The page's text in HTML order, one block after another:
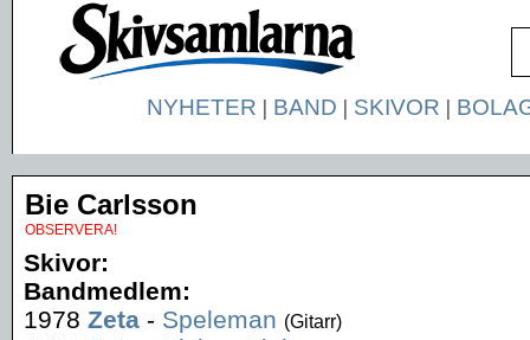
NYHETER | BAND | SKIVOR |
Bie Carlsson
OBSERVERA!
Skivor:
Bandmedlem:
1978 Zeta - Speleman (Gitarr)